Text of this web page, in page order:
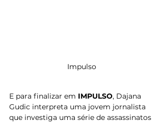
Impulso
E para finalizar em IMPULSO, Dajana
Gudic interpreta uma jovem jornalista
que investiga uma série de assassinatos